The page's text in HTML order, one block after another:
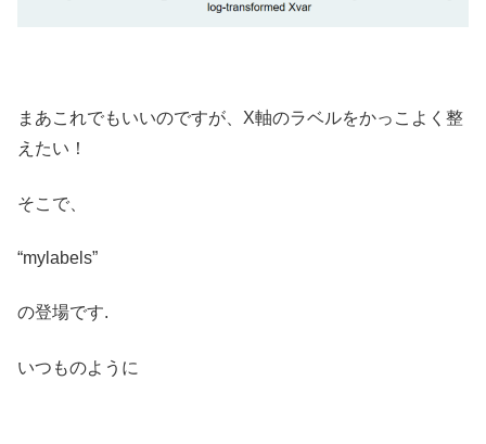
まあこれでもいいのですが、X軸のラベルをかっこよく整
えたい！
そこで、
“mylabels”
の登場です.
いつものように